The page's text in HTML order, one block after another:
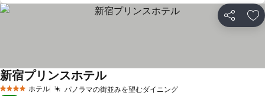
シェア お
4 ホテルのランク
ホテル パノラマの街並みを望むダイニング料金を表示
新宿プリンスホテル